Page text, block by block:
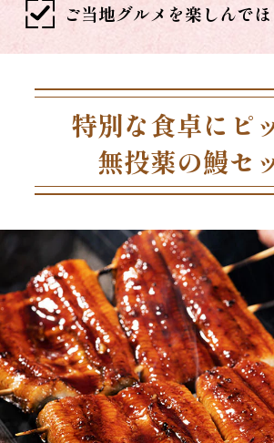
ご当地グルメを楽しんで
特別な食卓にピ
無投薬の鰻セ